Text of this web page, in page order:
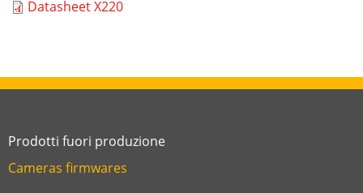
Datasheet X220
Link
Prodotti fuori produzione
Link
Cameras firmwares